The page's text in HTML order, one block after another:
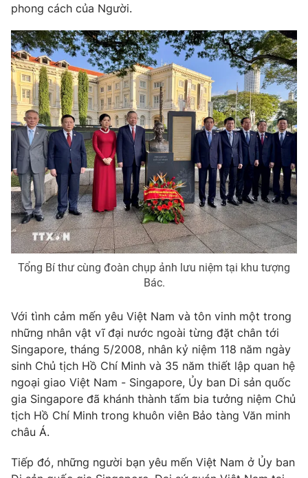
Photo
Video Shorts video
VTV Money VTV Thể thao
VTV Sức khoẻ Bất động sản
Thị trường 24h Tấm lòng Việt
VTV4 Vươn mình bằng AI
VTV9 VTV8
THỜI BÁO VTV
Theo dõi báo trên
Cơ quan chủ quản:Đài Truyền hình Việt Nam
phong cách của Người.
Tổng Bí thư cùng đoàn chụp ảnh lưu niệm tại khu tượng
Bác.
Với tình cảm mến yêu Việt Nam và tôn vinh một trong
những nhân vật vĩ đại nước ngoài từng đặt chân tới
Singapore, tháng 5/2008, nhân kỷ niệm 118 năm ngày
sinh Chủ tịch Hồ Chí Minh và 35 năm thiết lập quan hệ
ngoại giao Việt Nam - Singapore, Ủy ban Di sản quốc
gia Singapore đã khánh thành tấm bia tưởng niệm Chủ
tịch Hồ Chí Minh trong khuôn viên Bảo tàng Văn minh
châu Á.
Tiếp đó, những người bạn yêu mến Việt Nam ở Ủy ban